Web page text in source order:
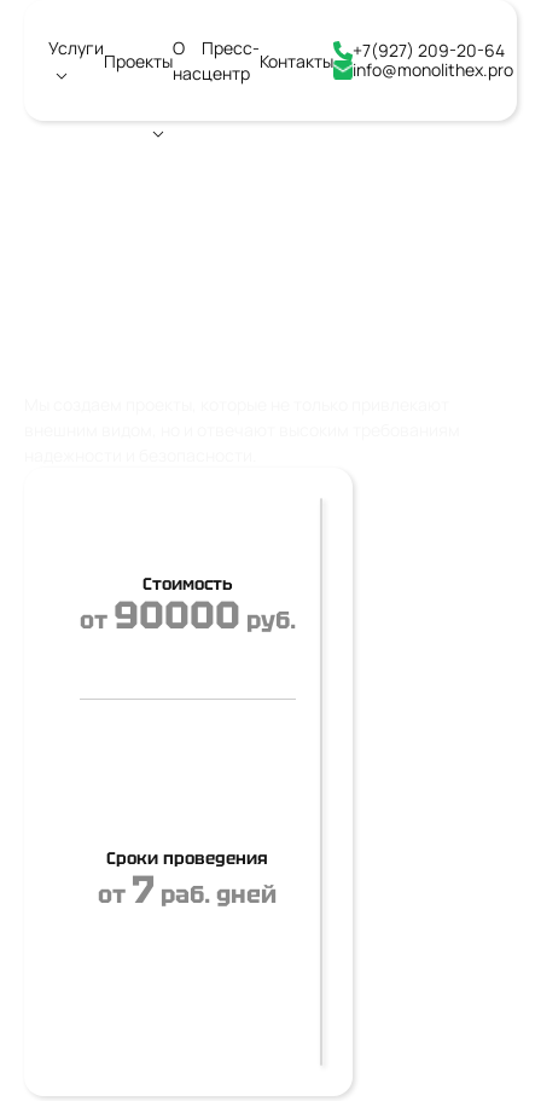
Услуги
Проекты
О
нас
Пресс-
центр
Контакты
+7(927) 209-20-64
info@monolithex.pro
Стоимость
от 90000 руб.
Сроки проведения
от 7 раб. дней